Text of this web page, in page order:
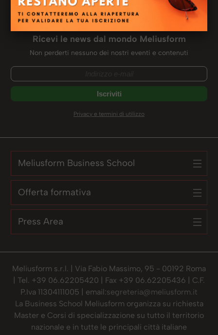
Newsletter Meliusform
Ricevi le news dal mondo Meliusform
Non perderti nessuno dei nostri eventi e contenuti
Privacy e termini di utilizzo
Meliusform Business School
Offerta formativa
Press Area
Meliusform s.r.l. | Via Fabio Massimo, 95 - 00192 Roma
| Tel. +39 06.62205420 | Fax +39 06.62205436 | C.F.
P.Iva 11304111005 | email:segreteria@meliusform.it
La Business School Meliusform organizza su richiesta
Master e Corsi di specializzazione su tutto il territorio
nazionale e in tutte le principali città italiane